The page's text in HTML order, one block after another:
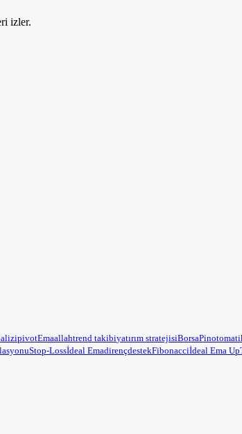
izler.
pivotEmaallahtrend takibiyatırım stratejisiBorsaPin
Stop-Lossİdeal EmadirençdestekFibonacciİdeal Ema Up